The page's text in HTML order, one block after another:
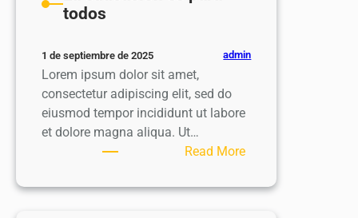
todos
1 de septiembre de 2025 admin
Lorem ipsum dolor sit amet,
consectetur adipiscing elit, sed do
eiusmod tempor incididunt ut labore
et dolore magna aliqua. Ut…
Read More:
educación